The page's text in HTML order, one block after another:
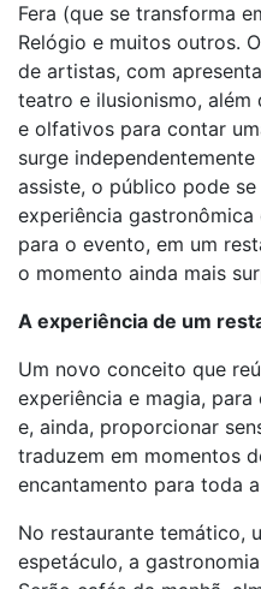
Fera (que se transforma
Relógio e muitos outros.
de artistas, com
teatro e ilusionismo, além
e olfativos para contar
surge
assiste, o público pode
experiência
para o evento, em um
o momento ainda mais
A experiência de um
Um novo conceito que
experiência e magia,
e, ainda, proporcionar
traduzem em momentos
encantamento para toda
No restaurante temático,
espetáculo, a